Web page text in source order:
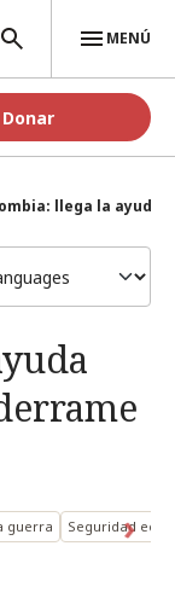
MENÚ
Donar
llega la ayuda
guerra Seguridad